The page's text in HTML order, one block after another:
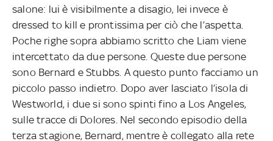
salone: lui è visibilmente a disagio, lei invece è
dressed to kill e prontissima per ciò che l’aspetta.
Poche righe sopra abbiamo scritto che Liam viene
intercettato da due persone. Queste due persone
sono Bernard e Stubbs. A questo punto facciamo un
piccolo passo indietro. Dopo aver lasciato l’isola di
Westworld, i due si sono spinti fino a Los Angeles,
sulle tracce di Dolores. Nel secondo episodio della
terza stagione, Bernard, mentre è collegato alla rete